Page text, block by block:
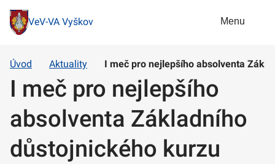
VeV-VA Vyškov Menu
Úvod Aktuality I meč pro nejlepšího absolventa
I meč pro nejlepšího
absolventa Základního
důstojnického kurzu